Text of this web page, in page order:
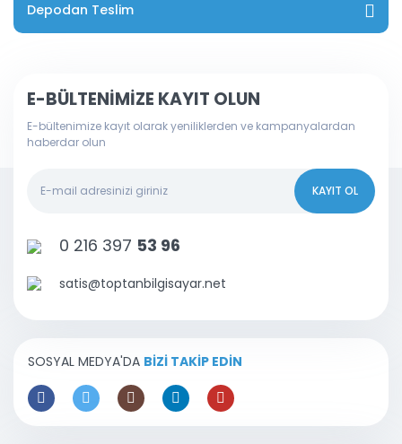
Depodan Teslim
E-BÜLTENİMİZE KAYIT OLUN
E-bültenimize kayıt olarak yeniliklerden ve kampanyalardan
haberdar olun
KAYIT OL
0 216 397 53 96
satis@toptanbilgisayar.net
SOSYAL MEDYA'DA BİZİ TAKİP EDİN